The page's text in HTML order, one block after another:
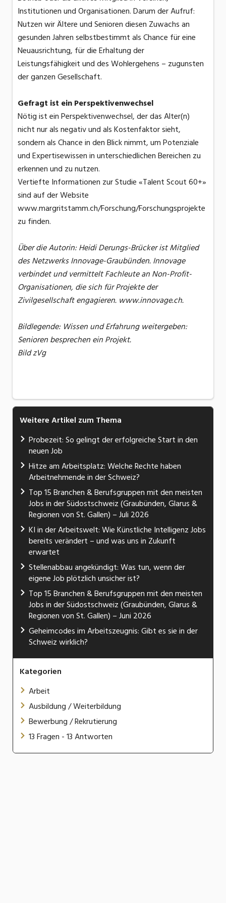
Institutionen und Organisationen. Darum der Aufruf:
Nutzen wir Ältere und Senioren diesen Zuwachs an
gesunden Jahren selbstbestimmt als Chance für eine
Neuausrichtung, für die Erhaltung der
Leistungsfähigkeit und des Wohlergehens – zugunsten
der ganzen Gesellschaft.
Gefragt ist ein Perspektivenwechsel
Nötig ist ein Perspektivenwechsel, der das Alter(n)
nicht nur als negativ und als Kostenfaktor sieht,
sondern als Chance in den Blick nimmt, um Potenziale
und Expertisewissen in unterschiedlichen Bereichen zu
erkennen und zu nutzen.
Vertiefte Informationen zur Studie «Talent Scout 60+»
sind auf der Website
www.margritstamm.ch/Forschung/Forschungsprojekte
zu finden.
Über die Autorin: Heidi Derungs-Brücker ist Mitglied
des Netzwerks Innovage-Graubünden. Innovage
verbindet und vermittelt Fachleute an Non-Profit-
Organisationen, die sich für Projekte der
Zivilgesellschaft engagieren. www.innovage.ch.
Bildlegende: Wissen und Erfahrung weitergeben:
Senioren besprechen ein Projekt.
Bild zVg
Weitere Artikel zum Thema
Probezeit: So gelingt der erfolgreiche Start in den
neuen Job
Hitze am Arbeitsplatz: Welche Rechte haben
Arbeitnehmende in der Schweiz?
Top 15 Branchen & Berufsgruppen mit den meisten
Jobs in der Südostschweiz (Graubünden, Glarus &
Regionen von St. Gallen) – Juli 2026
KI in der Arbeitswelt: Wie Künstliche Intelligenz Jobs
bereits verändert – und was uns in Zukunft
erwartet
Stellenabbau angekündigt: Was tun, wenn der
eigene Job plötzlich unsicher ist?
Top 15 Branchen & Berufsgruppen mit den meisten
Jobs in der Südostschweiz (Graubünden, Glarus &
Regionen von St. Gallen) – Juni 2026
Geheimcodes im Arbeitszeugnis: Gibt es sie in der
Schweiz wirklich?
Kategorien
Arbeit
Ausbildung / Weiterbildung
Bewerbung / Rekrutierung
13 Fragen - 13 Antworten